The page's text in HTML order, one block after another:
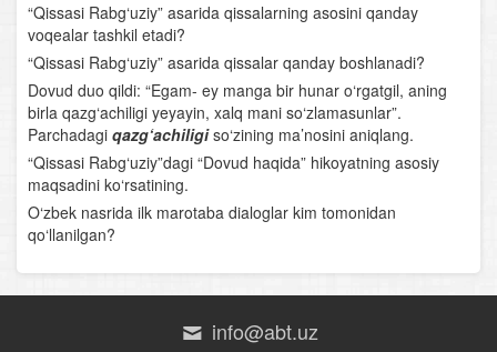
Muqimiy
Muhammad Rizo Ogahiy
Ubaydulla Zavqiy
Muhammad Hodiy
Amiriy
“Qissasi Rabg‘uziy” asarida qissalarning asosini qanday
voqealar tashkil etadi?
“Qissasi Rabg‘uziy” asarida qissalar qanday boshlanadi?
Dovud duo qildi: “Egam- ey manga bir hunar o‘rgatgil, aning
birla qazg‘achiligi yeyayin, xalq mani so‘zlamasunlar”.
Parchadagi qazg‘achiligiso‘zining ma’nosini aniqlang.
“Qissasi Rabg‘uziy”dagi “Dovud haqida” hikoyatning asosiy
maqsadini ko‘rsatining.
O‘zbek nasrida ilk marotaba dialoglar kim tomonidan
qo‘llanilgan?
info@abt.uz